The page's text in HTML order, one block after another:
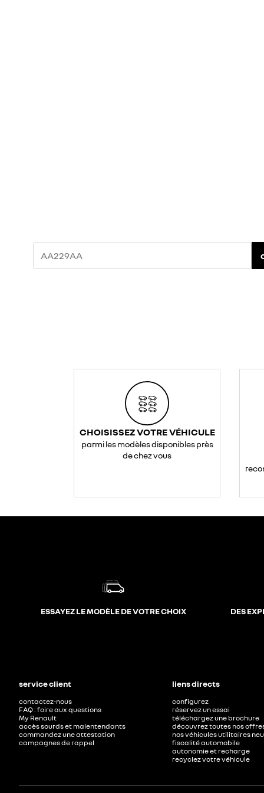
CHOISISSEZ VOTRE VÉHICULE
parmi les modèles disponibles près
de chez vous
ESSAYEZ LE MODÈLE DE VOTRE CHOIX DES
service client
contactez-nous
FAQ : foire aux questions
My Renault
accès sourds et malentendants
commandez une attestation
campagnes de rappel
liens directs
configurez
réservez un essai
téléchargez une brochure
découvrez toutes nos
nos véhicules utilitaires
fiscalité automobile
autonomie et recharge
recyclez votre véhicule